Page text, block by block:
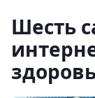
Шесть